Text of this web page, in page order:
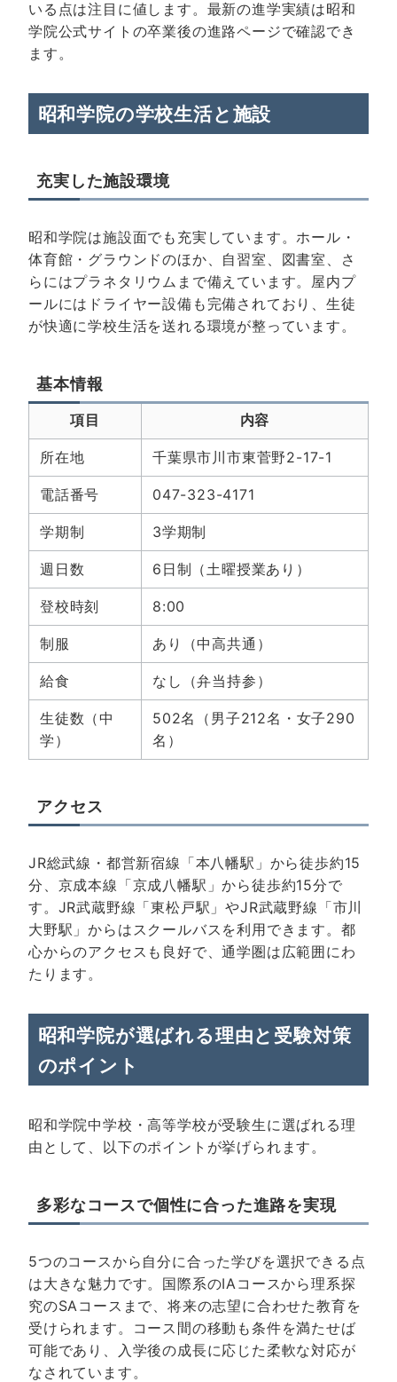
いる点は注目に値します。最新の進学実績は昭和
学院公式サイトの卒業後の進路ページで確認でき
ます。
昭和学院の学校生活と施設
充実した施設環境
昭和学院は施設面でも充実しています。ホール・
体育館・グラウンドのほか、自習室、図書室、さ
らにはプラネタリウムまで備えています。屋内プ
ールにはドライヤー設備も完備されており、生徒
が快適に学校生活を送れる環境が整っています。
基本情報
項目 内容
所在地 千葉県市川市東菅野2-17-1
電話番号 047-323-4171
学期制 3学期制
週日数 6日制（土曜授業あり）
登校時刻 8:00
制服 あり（中高共通）
給食 なし（弁当持参）
生徒数（中
学）
502名（男子212名・女子290
名）
アクセス
JR総武線・都営新宿線「本八幡駅」から徒歩約15
分、京成本線「京成八幡駅」から徒歩約15分で
す。JR武蔵野線「東松戸駅」やJR武蔵野線「市川
大野駅」からはスクールバスを利用できます。都
心からのアクセスも良好で、通学圏は広範囲にわ
たります。
昭和学院が選ばれる理由と受験対策
のポイント
昭和学院中学校・高等学校が受験生に選ばれる理
由として、以下のポイントが挙げられます。
多彩なコースで個性に合った進路を実現
5つのコースから自分に合った学びを選択できる点
は大きな魅力です。国際系のIAコースから理系探
究のSAコースまで、将来の志望に合わせた教育を
受けられます。コース間の移動も条件を満たせば
可能であり、入学後の成長に応じた柔軟な対応が
なされています。